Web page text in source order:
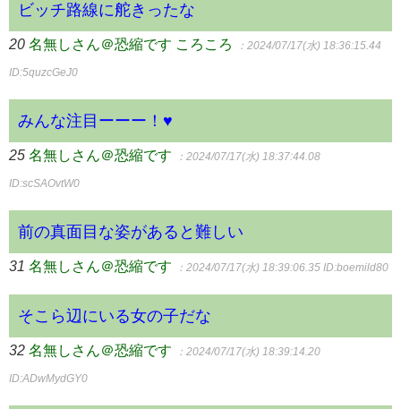
ビッチ路線に舵きったな
20 名無しさん＠恐縮です ころころ ：2024/07/17(水) 18:36:15.44
ID:5quzcGeJ0
みんな注目ーーー！♥
25 名無しさん＠恐縮です ：2024/07/17(水) 18:37:44.08
ID:scSAOvtW0
前の真面目な姿があると難しい
31 名無しさん＠恐縮です ：2024/07/17(水) 18:39:06.35 ID:boemild80
そこら辺にいる女の子だな
32 名無しさん＠恐縮です ：2024/07/17(水) 18:39:14.20
ID:ADwMydGY0